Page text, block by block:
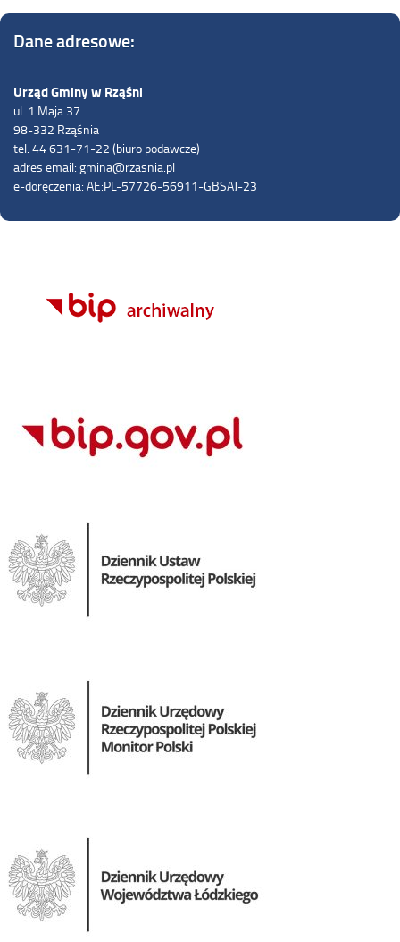
Dane adresowe:
Urząd Gminy w Rząśni
ul. 1 Maja 37
98-332 Rząśnia
tel. 44 631-71-22 (biuro podawcze)
adres email: gmina@rzasnia.pl
e-doręczenia: AE:PL-57726-56911-GBSAJ-23